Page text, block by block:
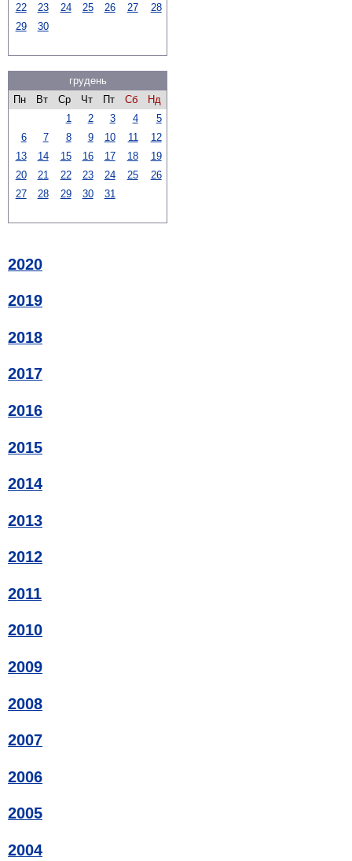
22 23 24 25 26 27
28
29
30
грудень
Пн
Вт Ср Чт Пт Сб
Нд
1
2 3 4
5
6
7 8 9 10 11
12
13
14 15 16 17 18
19
20
21 22 23 24 25
26
27
28 29 30 31
2020
2019
2018
2017
2016
2015
2014
2013
2012
2011
2010
2009
2008
2007
2006
2005
2004